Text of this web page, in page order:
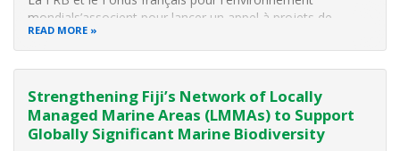
mondials’associent pour lancer un appel à projets de
recherche sur les scénarios de la biodiversité en Afrique
subsaharienne
contribuer à la conservation et à l’utilisation durable de
READ MORE
Strengthening Fiji’s Network of Locally
Managed Marine Areas (LMMAs) to Support
Globally Significant Marine Biodiversity